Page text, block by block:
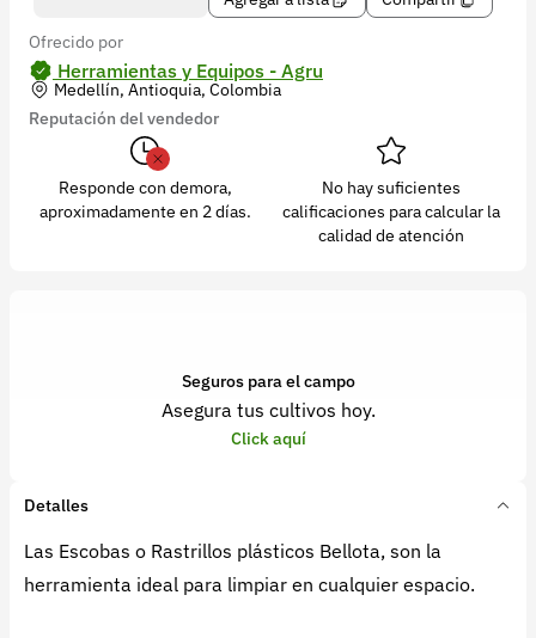
Ofrecido por
Herramientas y Equipos - Agru
Medellín, Antioquia, Colombia
Reputación del vendedor
Responde con demora,
aproximadamente en 2 días.
No hay suficientes
calificaciones para calcular la
calidad de atención
Seguros para el campo
Asegura tus cultivos hoy.
Click aquí
Detalles
Las Escobas o Rastrillos plásticos Bellota, son la
herramienta ideal para limpiar en cualquier espacio.